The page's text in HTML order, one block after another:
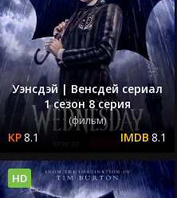
Уэнсдэй | Венсдей сериал
1 сезон 8 серия
(фильм)
8.1 8.1
HD